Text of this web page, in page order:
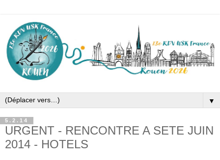
▼
5.2.14
URGENT - RENCONTRE A SETE JUIN
2014 - HOTELS